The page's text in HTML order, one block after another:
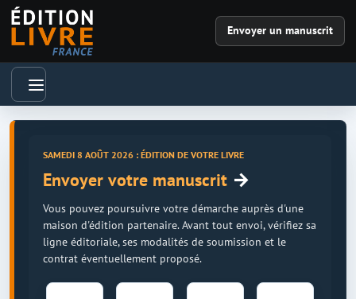
Envoyer un manuscrit
SAMEDI 8 AOÛT 2026 : ÉDITION DE VOTRE LIVRE
Envoyer votre manuscrit →
Vous pouvez poursuivre votre démarche auprès d'une
maison d'édition partenaire. Avant tout envoi, vérifiez sa
ligne éditoriale, ses modalités de soumission et le
contrat éventuellement proposé.